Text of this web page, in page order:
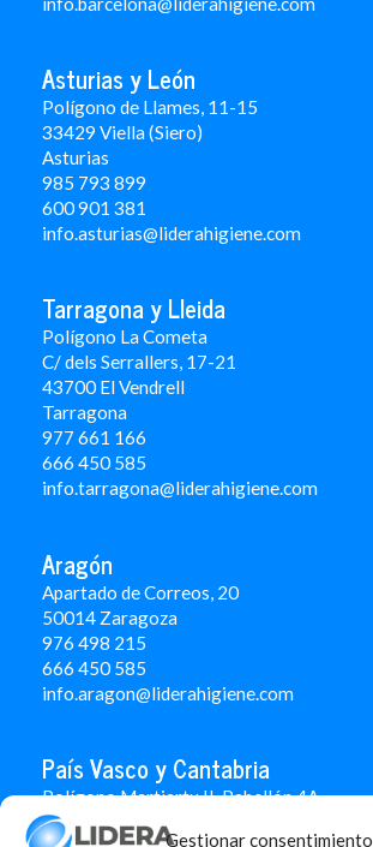
Gestionar consentimiento
Asturias y León
Polígono de Llames, 11-15
33429 Viella (Siero)
Asturias
985 793 899
600 901 381
info.asturias@liderahigiene.com
Tarragona y Lleida
Polígono La Cometa
C/ dels Serrallers, 17-21
43700 El Vendrell
Tarragona
977 661 166
666 450 585
info.tarragona@liderahigiene.com
Aragón
Apartado de Correos, 20
50014 Zaragoza
976 498 215
666 450 585
info.aragon@liderahigiene.com
País Vasco y Cantabria
Polígono Martiartu II. Pabellón 4A
48480 Arrigorriaga